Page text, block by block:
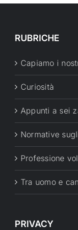
RUBRICHE
Capiamo i
Curiosità
Appunti a sei
Normative
Professione
Tra uomo e
PRIVACY